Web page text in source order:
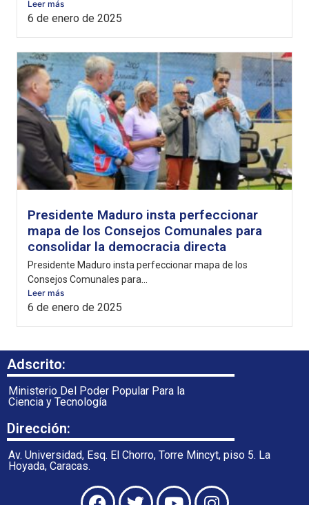
Leer más
6 de enero de 2025
Presidente Maduro insta perfeccionar
mapa de los Consejos Comunales para
consolidar la democracia directa
Presidente Maduro insta perfeccionar mapa de los
Consejos Comunales para...
Leer más
6 de enero de 2025
Adscrito:
Ministerio Del Poder Popular Para la
Ciencia y Tecnología
Dirección:
Av. Universidad, Esq. El Chorro, Torre Mincyt, piso 5. La
Hoyada, Caracas.